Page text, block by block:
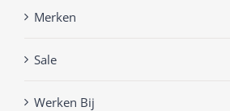
Merken
Sale
Werken Bij